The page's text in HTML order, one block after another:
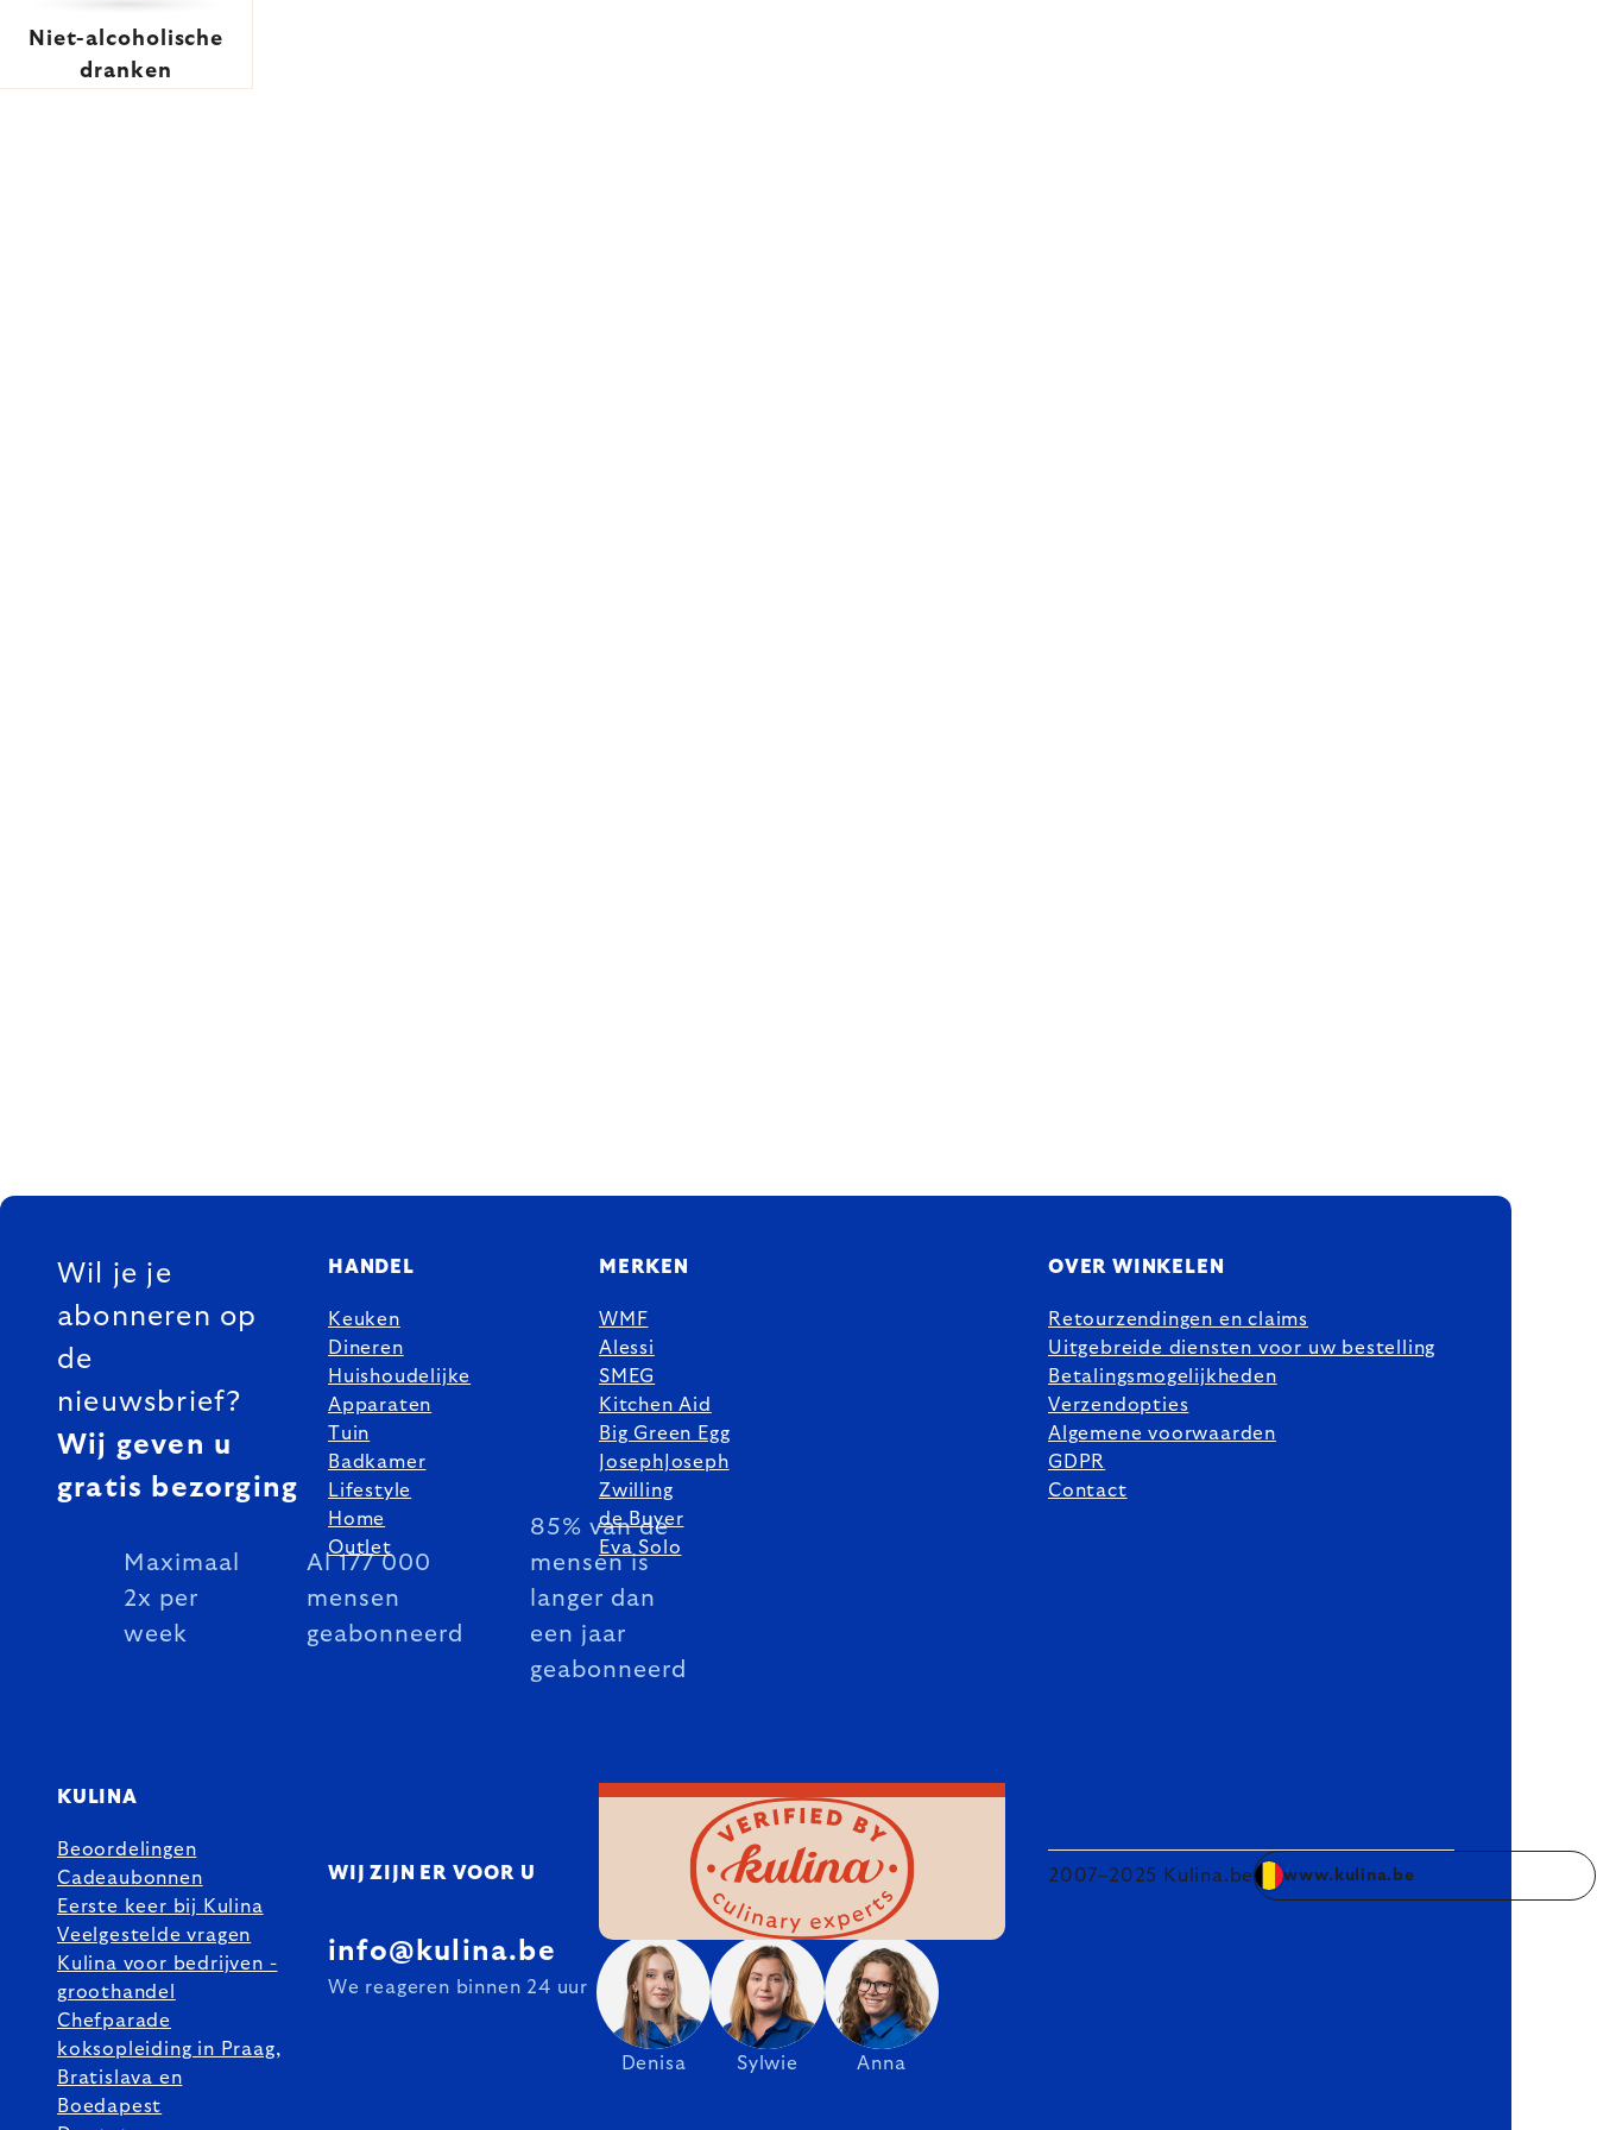
Niet-alcoholische
dranken
FOOTER
Wil je je
abonneren op
de
nieuwsbrief?
Wij geven u
gratis bezorging
Maximaal
2x per
week
Al 177 000
mensen
geabonneerd
85% van de
mensen is
langer dan
een jaar
geabonneerd
HANDEL
Keuken
Dineren
Huishoudelijke
Apparaten
Tuin
Badkamer
Lifestyle
Home
Outlet
MERKEN
WMF
Alessi
SMEG
Kitchen Aid
Big Green Egg
JosephJoseph
Zwilling
de Buyer
Eva Solo
OVER WINKELEN
Retourzendingen en claims
Uitgebreide diensten voor uw bestelling
Betalingsmogelijkheden
Verzendopties
Algemene voorwaarden
GDPR
Contact
KULINA
Beoordelingen
Cadeaubonnen
Eerste keer bij Kulina
Veelgestelde vragen
Kulina voor bedrijven -
groothandel
Chefparade
koksopleiding in Praag,
Bratislava en
Boedapest
WIJ ZIJN ER VOOR U
Denisa Sylwie Anna
info@kulina.be
We reageren binnen 24 uur
2007–2025 Kulina.be www.kulina.be